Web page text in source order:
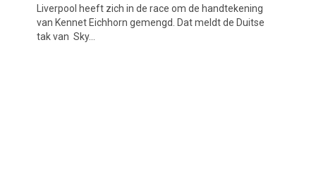
Liverpool heeft zich in de race om de handtekening
van Kennet Eichhorn gemengd. Dat meldt de Duitse
tak van Sky...